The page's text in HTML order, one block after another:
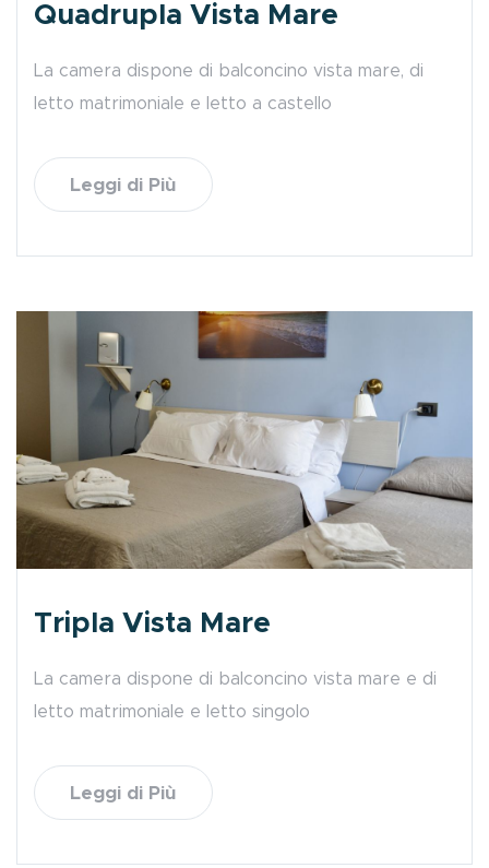
Quadrupla Vista Mare
La camera dispone di balconcino vista mare, di
letto matrimoniale e letto a castello
Leggi di Più
Tripla Vista Mare
La camera dispone di balconcino vista mare e di
letto matrimoniale e letto singolo
Leggi di Più